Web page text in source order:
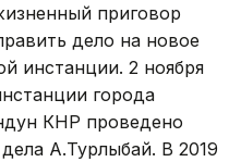
приговор
дело на новое
инстанции. 2 ноября
города
КНР проведено
А.Турлыбай. В 2019